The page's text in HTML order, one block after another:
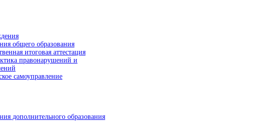
общего образования
итоговая аттестация
правонарушений и
самоуправление
дополнительного образования